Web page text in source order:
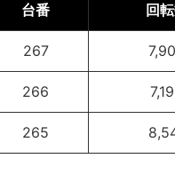
台番 回
267
266
265